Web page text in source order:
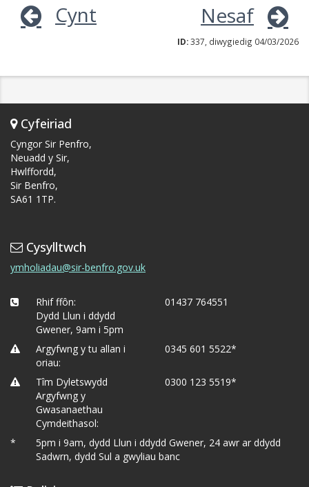
Cynt Nesaf
ID:337, diwygiedig 04/03/2026
Cyfeiriad
Cyngor Sir Penfro,
Neuadd y Sir,
Hwlffordd,
Sir Benfro,
SA61 1TP.
Cysylltwch
ymholiadau@sir-benfro.gov.uk
Rhif ffôn:
Dydd Llun i ddydd
Gwener, 9am i 5pm
01437 764551
Argyfwng y tu allan i
oriau:
0345 601 5522*
Tîm Dyletswydd
Argyfwng y
Gwasanaethau
Cymdeithasol:
0300 123 5519*
*
5pm i 9am, dydd Llun i ddydd Gwener, 24 awr ar ddydd
Sadwrn, dydd Sul a gwyliau banc